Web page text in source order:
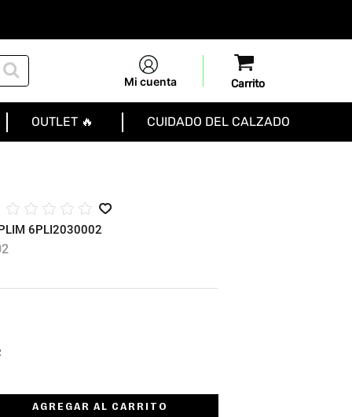
Mi cuenta
OUTLET 🔥 CUIDADO DEL CALZADO
☆ ☆ ☆ ☆ ☆
6PLI2030002
AGREGAR AL CARRITO